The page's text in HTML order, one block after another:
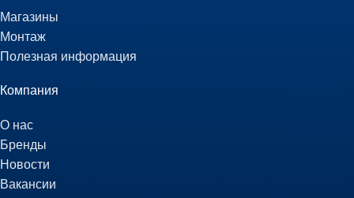
Магазины
Монтаж
Полезная информация
Компания
О нас
Бренды
Новости
Вакансии